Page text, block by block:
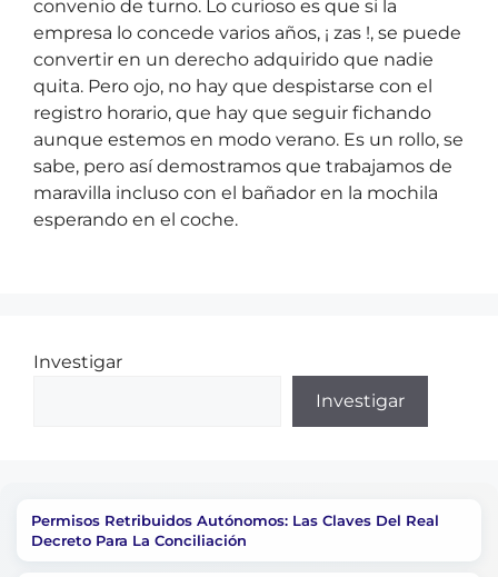
convenio de turno. Lo curioso es que si la
empresa lo concede varios años, ¡ zas !, se puede
convertir en un derecho adquirido que nadie
quita. Pero ojo, no hay que despistarse con el
registro horario, que hay que seguir fichando
aunque estemos en modo verano. Es un rollo, se
sabe, pero así demostramos que trabajamos de
maravilla incluso con el bañador en la mochila
esperando en el coche.
Investigar
Investigar
Permisos Retribuidos Autónomos: Las Claves Del Real
Decreto Para La Conciliación